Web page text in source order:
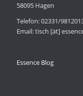
58095 Hagen
Telefon: 02331/
Email: tisch [ät]
Essence Blog